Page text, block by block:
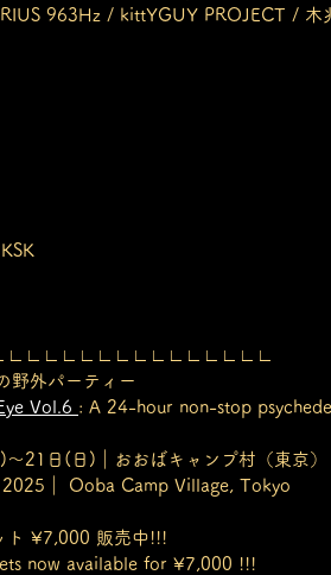
963Hz / kittYGUY PROJECT /
野外パーティー
Vol.6 : A 24-hour non-stop
21日(日)｜おおばキャンプ村（東京）
｜ Ooba Camp Village, Tokyo
ト ¥7,000 販売中!!!
now available for ¥7,000 !!!